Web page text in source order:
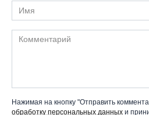
Имя
Комментарий
Нажимая на кнопку "Отправить
обработку персональных данных и